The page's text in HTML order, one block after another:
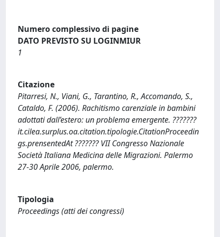
Numero complessivo di pagine
DATO PREVISTO SU LOGINMIUR
1
Citazione
Pitarresi, N., Viani, G., Tarantino, R., Accomando, S.,
Cataldo, F. (2006). Rachitismo carenziale in bambini
adottati dall’estero: un problema emergente. ???????
it.cilea.surplus.oa.citation.tipologie.CitationProceedin
gs.prensentedAt ??????? VII Congresso Nazionale
Società Italiana Medicina delle Migrazioni. Palermo
27-30 Aprile 2006, palermo.
Tipologia
Proceedings (atti dei congressi)